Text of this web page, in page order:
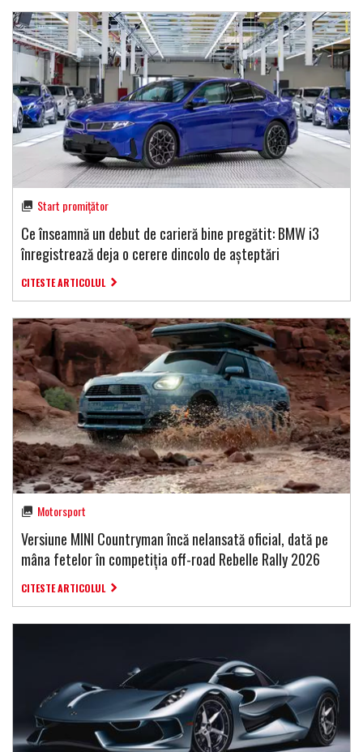
Start promițător
Ce înseamnă un debut de carieră bine pregătit: BMW i3
înregistrează deja o cerere dincolo de așteptări
CITESTE ARTICOLUL
Motorsport
Versiune MINI Countryman încă nelansată oficial, dată pe
mâna fetelor în competiția off-road Rebelle Rally 2026
CITESTE ARTICOLUL